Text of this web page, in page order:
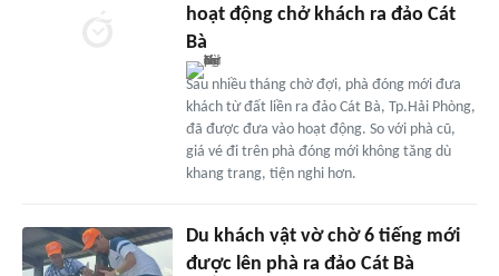
hoạt động chở khách ra đảo Cát
Bà
Sau nhiều tháng chờ đợi, phà đóng mới đưa
khách từ đất liền ra đảo Cát Bà, Tp.Hải Phòng,
đã được đưa vào hoạt động. So với phà cũ,
giá vé đi trên phà đóng mới không tăng dù
khang trang, tiện nghi hơn.
Du khách vật vờ chờ 6 tiếng mới
được lên phà ra đảo Cát Bà